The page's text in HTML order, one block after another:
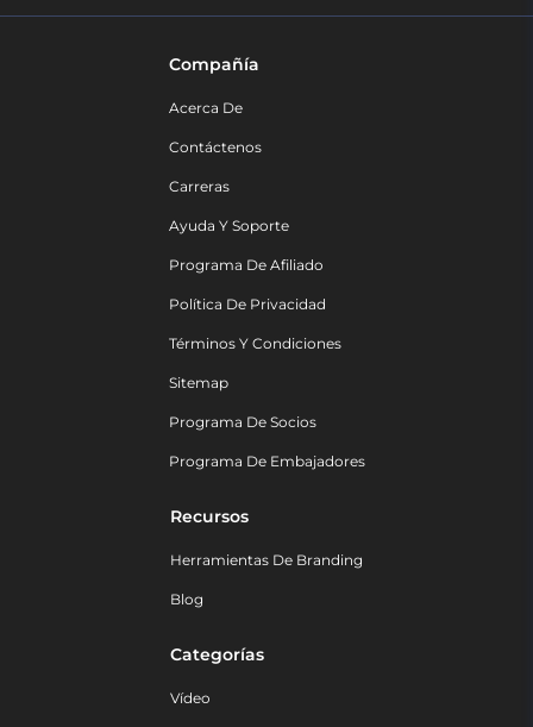
Compañía
Acerca De
Contáctenos
Carreras
Ayuda Y Soporte
Programa De Afiliado
Política De Privacidad
Términos Y Condiciones
Sitemap
Programa De Socios
Programa De Embajadores
Recursos
Herramientas De Branding
Blog
Categorías
Vídeo